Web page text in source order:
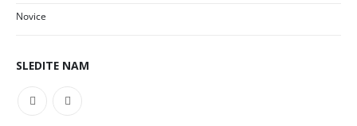
Novice
SLEDITE NAM